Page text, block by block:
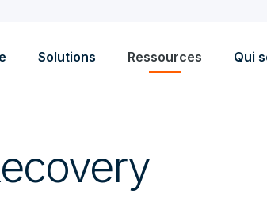
Solutions Ressources Qui